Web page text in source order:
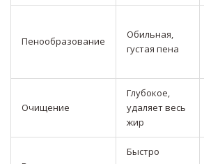
Пенообразование
Обильная,
густая пена
Очищение
Глубокое,
удаляет весь
жир
Быстро